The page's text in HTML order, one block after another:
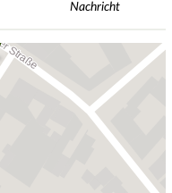
Nachricht